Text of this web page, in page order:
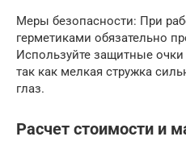
Меры безопасности: При
герметиками обязательно
Используйте защитные
так как мелкая стружка
глаз.
Расчет стоимости и